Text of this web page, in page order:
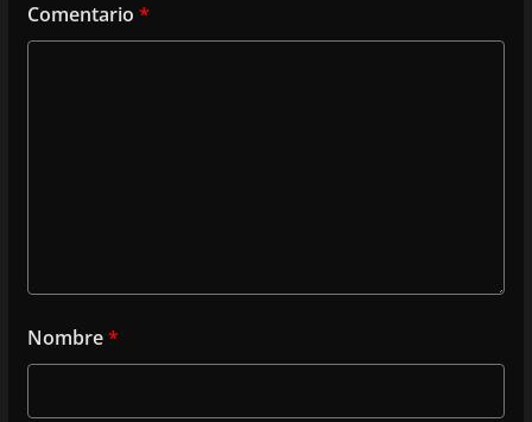
Comentario *
Nombre*